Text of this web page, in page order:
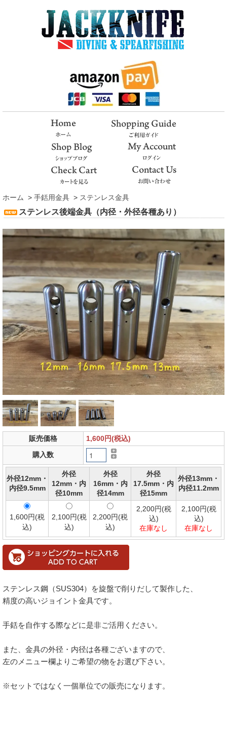
ホーム > 手銛用金具 > ステンレス金具
ステンレス後端金具（内径・外径各種あり）
販売価格
1,600円(税込)
購入数
外径12mm・
内径9.5mm
外径
12mm・内
径10mm
外径
16mm・内
径14mm
外径
17.5mm・内
径15mm
外径13mm・
内径11.2mm
1,600円(税
込)
2,100円(税
込)
2,200円(税
込)
2,200円(税
込)
在庫なし
2,100円(税
込)
在庫なし
ステンレス鋼（SUS304）を旋盤で削りだして製作した、
精度の高いジョイント金具です。
手銛を自作する際などに是非ご活用ください。
また、金具の外径・内径は各種ございますので、
左のメニュー欄よりご希望の物をお選び下さい。
※セットではなく一個単位での販売になります。